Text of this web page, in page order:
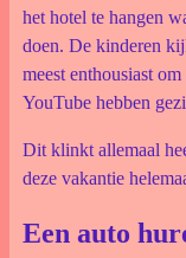
het hotel te hangen
doen. De kinderen
meest enthousiast
YouTube hebben
Dit klinkt allemaal
deze vakantie
Een auto